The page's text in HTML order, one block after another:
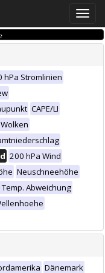
Toggle
hPa Stromlinien
CAPE/LI
200 hPa Wind
Neuschneehöhe
Abweichung
Dänemark